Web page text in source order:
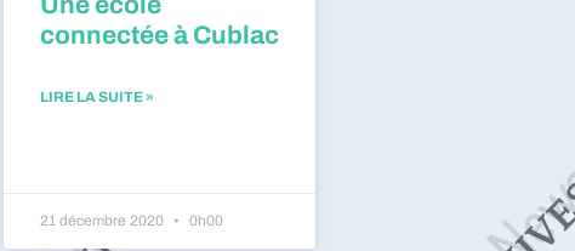
connectée à Cublac
LIRE LA SUITE »
21 décembre 2020 0h00